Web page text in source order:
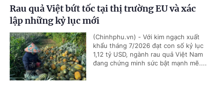
Rau quả Việt bứt tốc tại thị trường EU và xác
lập những kỷ lục mới
(Chinhphu.vn) - Với kim ngạch xuất
khẩu tháng 7/2026 đạt con số kỷ lục
1,12 tỷ USD, ngành rau quả Việt Nam
đang chứng minh sức bật mạnh mẽ....